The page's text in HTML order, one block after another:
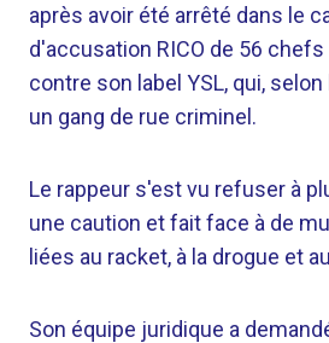
après avoir été arrêté dans le
d'accusation RICO de 56
contre son label YSL, qui,
un gang de rue criminel.
Le rappeur s'est vu refuser à
une caution et fait face à de
liées au racket, à la drogue et
Son équipe juridique a